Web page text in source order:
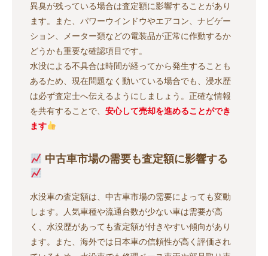
異臭が残っている場合は査定額に影響することがあり
ます。また、パワーウインドウやエアコン、ナビゲー
ション、メーター類などの電装品が正常に作動するか
どうかも重要な確認項目です。
水没による不具合は時間が経ってから発生することも
あるため、現在問題なく動いている場合でも、浸水歴
は必ず査定士へ伝えるようにしましょう。正確な情報
を共有することで、 安心して売却を進めることができ
ます
中古車市場の需要も査定額に影響する
水没車の査定額は、中古車市場の需要によっても変動
します。人気車種や流通台数が少ない車は需要が高
く、水没歴があっても査定額が付きやすい傾向があり
ます。また、海外では日本車の信頼性が高く評価され